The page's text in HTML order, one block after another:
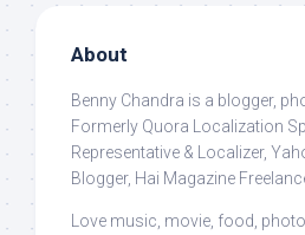
About
Benny Chandra is a blogger,
Formerly Quora Localization
Representative & Localizer,
Blogger, Hai Magazine
Love music, movie, food,